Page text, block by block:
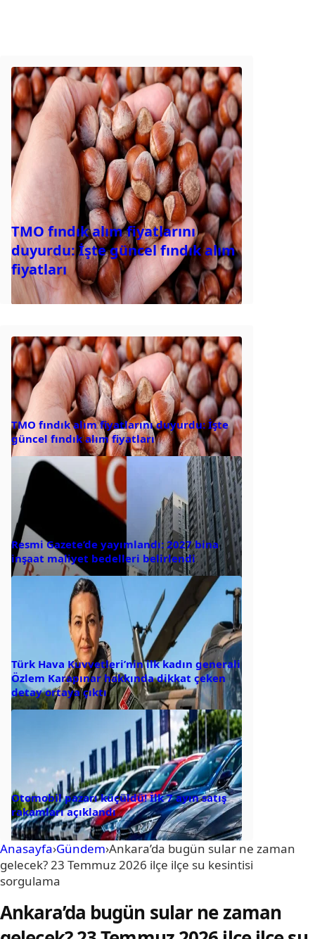
TMO fındık alım fiyatlarını
duyurdu: İşte güncel fındık alım
fiyatları
TMO fındık alım fiyatlarını duyurdu: İşte
güncel fındık alım fiyatları
Resmi Gazete’de yayımlandı: 2027 bina
inşaat maliyet bedelleri belirlendi
Türk Hava Kuvvetleri’nin ilk kadın generali
Özlem Karapınar hakkında dikkat çeken
detay ortaya çıktı
Otomobil pazarı küçüldü! İlk 7 ayın satış
rakamları açıklandı
Anasayfa›Gündem›Ankara’da bugün sular ne zaman
gelecek? 23 Temmuz 2026 ilçe ilçe su kesintisi
sorgulama
Ankara’da bugün sular ne zaman